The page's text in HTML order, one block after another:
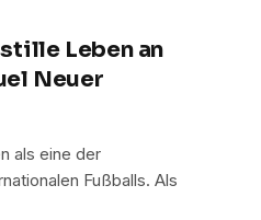
Leben an
Neuer
als eine der
Fußballs. Als